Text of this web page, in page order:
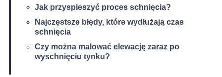
Jak przyspieszyć proces schnięcia?
Najczęstsze błędy, które wydłużają czas
schnięcia
Czy można malować elewację zaraz po
wyschnięciu tynku?